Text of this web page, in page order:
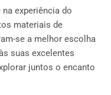
experiência do
materiais de
se a melhor escolha
suas excelentes
juntos o encanto